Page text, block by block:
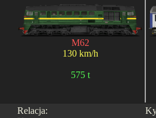
M62
130 km/h
575 t
Relacja: